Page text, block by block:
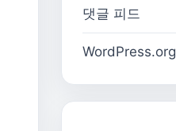
댓글 피드
WordPress.org